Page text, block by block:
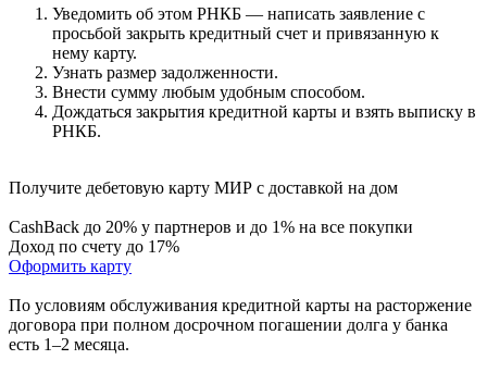
Уведомить об этом РНКБ — написать заявление с
просьбой закрыть кредитный счет и привязанную к
нему карту.
Узнать размер задолженности.
Внести сумму любым удобным способом.
Дождаться закрытия кредитной карты и взять выписку в
РНКБ.
Получите дебетовую карту МИР с доставкой на дом
CashBack до 20% у партнеров и до 1% на все покупки
Доход по счету до 17%
Оформить карту
По условиям обслуживания кредитной карты на расторжение
договора при полном досрочном погашении долга у банка
есть 1–2 месяца.